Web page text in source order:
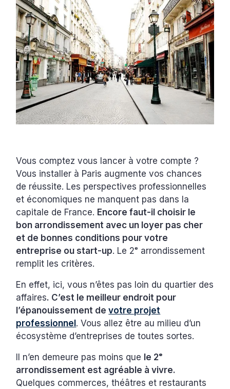
Vous comptez vous lancer à votre compte ?
Vous installer à Paris augmente vos chances
de réussite. Les perspectives professionnelles
et économiques ne manquent pas dans la
capitale de France. Encore faut-il choisir le
bon arrondissement avec un loyer pas cher
et de bonnes conditions pour votre
entreprise ou start-up. Le 2ᵉ arrondissement
remplit les critères.
En effet, ici, vous n’êtes pas loin du quartier des
affaires. C’est le meilleur endroit pour
l’épanouissement devotre projet
professionnel . Vous allez être au milieu d’un
écosystème d’entreprises de toutes sortes.
Il n’en demeure pas moins que le 2ᵉ
arrondissement est agréable à vivre.
Quelques commerces, théâtres et restaurants